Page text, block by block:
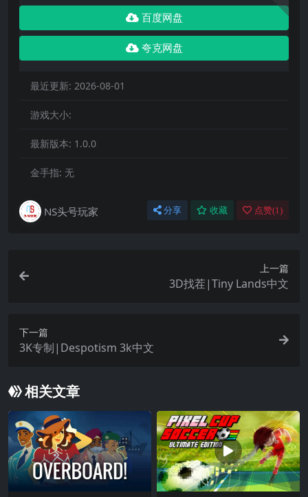
百度网盘
夸克网盘
最近更新: 2026-08-01
游戏大小:
最新版本: 1.0.0
金手指: 无
NS头号玩家 分享 收藏 点赞(1 )
上一篇
3D找茬|Tiny Lands中文
下一篇
3K专制|Despotism 3k中文
相关文章